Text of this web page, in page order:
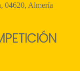
04620, Almería